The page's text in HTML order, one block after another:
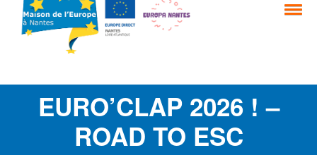
EURO’CLAP 2026 ! –
ROAD TO ESC